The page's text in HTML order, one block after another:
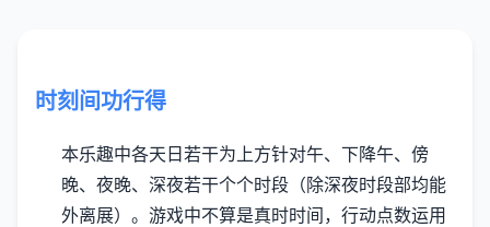
时刻间功行得
本乐趣中各天日若干为上方针对午、下降午、傍
晚、夜晚、深夜若干个个时段（除深夜时段部均能
外离展）。 游戏中不算是真时时间，行动点数运用